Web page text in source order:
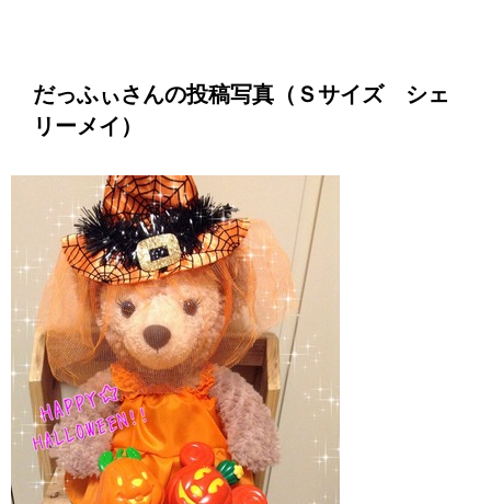
だっふぃさんの投稿写真（Ｓサイズ シェ
リーメイ）